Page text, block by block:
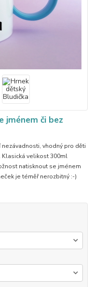
jménem či bez
vhodný pro děti
Klasická velikost 300ml
natisknout se jménem
je téměř nerozbitný :-)